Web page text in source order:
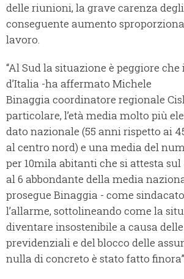
delle riunioni, la grave carenza
conseguente aumento
lavoro.
“Al Sud la situazione è peggiore
d’Italia -ha affermato Michele
Binaggia coordinatore regionale
particolare, l’età media molto più
dato nazionale (55 anni rispetto ai
al centro nord) e una media del
per 10mila abitanti che si attesta
al 6 abbondante della media
prosegue Binaggia - come
l’allarme, sottolineando come la
diventare insostenibile a causa
previdenziali e del blocco delle
nulla di concreto è stato fatto